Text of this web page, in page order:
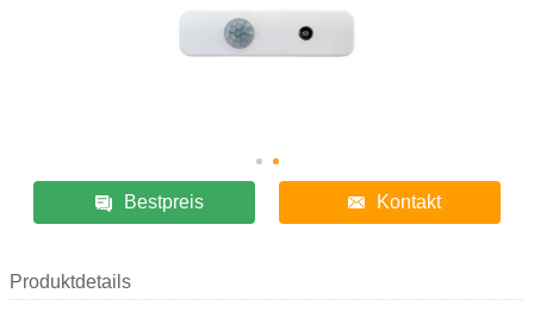
Bestpreis Kontakt
Produktdetails